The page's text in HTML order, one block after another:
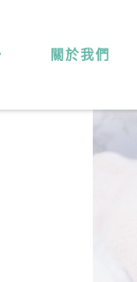
關於我們